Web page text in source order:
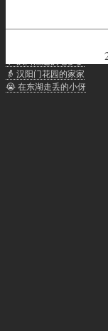
👵 汉阳门花园的家家
😭 在东湖走丢的小伢